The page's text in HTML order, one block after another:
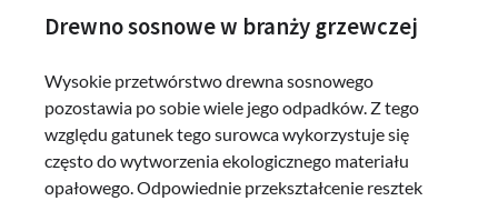
Drewno sosnowe w branży grzewczej
Wysokie przetwórstwo drewna sosnowego
pozostawia po sobie wiele jego odpadków. Z tego
względu gatunek tego surowca wykorzystuje się
często do wytworzenia ekologicznego materiału
opałowego. Odpowiednie przekształcenie resztek